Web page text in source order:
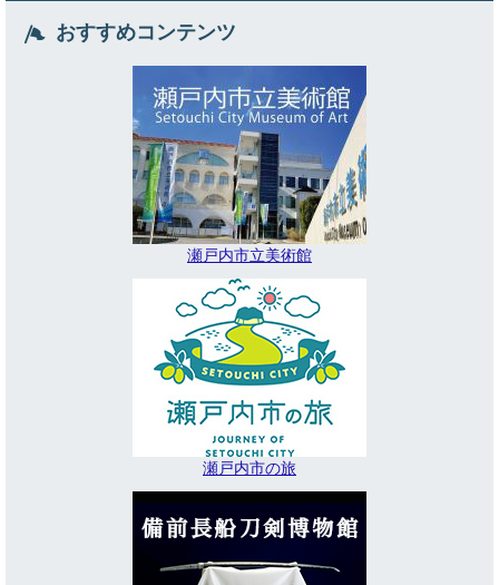
おすすめコンテンツ
瀬戸内市立美術館
瀬戸内市の旅